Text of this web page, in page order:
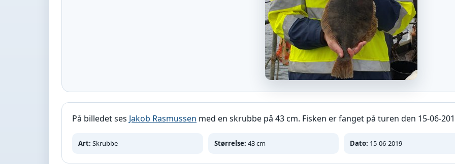
På billedet ses Jakob Rasmussen med en skrubbe på 43 cm. Fisken er fanget på turen den 15-06-
Art: Skrubbe Størrelse: 43 cm Dato: 15-06-2019